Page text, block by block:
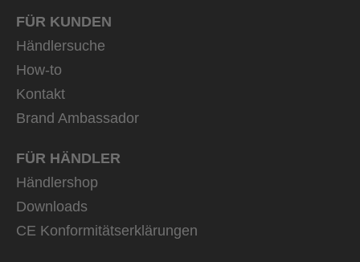
FÜR KUNDEN
Händlersuche
How-to
Kontakt
Brand Ambassador
FÜR HÄNDLER
Händlershop
Downloads
CE Konformitätserklärungen